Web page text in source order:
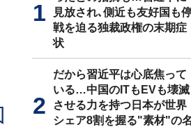
見放され､側近も友好国も
戦を迫る独裁政権の末期症
状
だから習近平は心底焦って
いる…中国のITもEVも壊滅
させる力を持つ日本が世界
シェア8割を握る"素材"の名